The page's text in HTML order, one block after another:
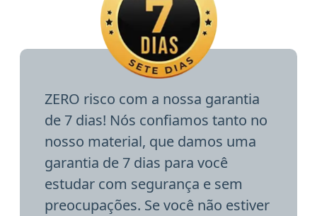
ZERO risco com a nossa garantia
de 7 dias! Nós confiamos tanto no
nosso material, que damos uma
garantia de 7 dias para você
estudar com segurança e sem
preocupações. Se você não estiver